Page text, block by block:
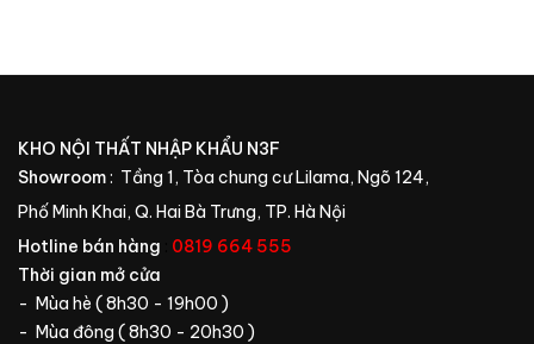
KHO NỘI THẤT NHẬP KHẨU N3F
Showroom: Tầng 1, Tòa chung cư Lilama, Ngõ 124,
Phố Minh Khai, Q. Hai Bà Trưng, TP. Hà Nội
Hotline bán hàng
0819 664 555
Thời gian mở cửa
- Mùa hè ( 8h30 - 19h00 )
- Mùa đông ( 8h30 - 20h30 )